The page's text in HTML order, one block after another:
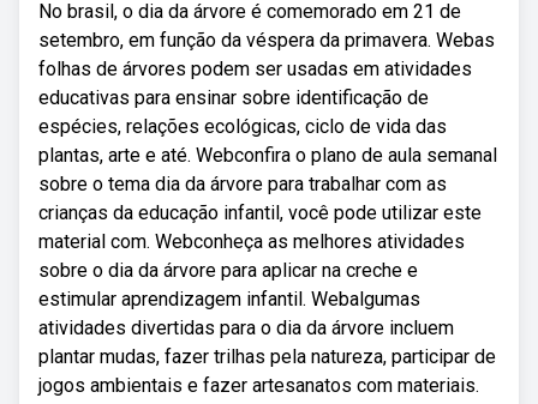
No brasil, o dia da árvore é comemorado em 21 de
setembro, em função da véspera da primavera. Webas
folhas de árvores podem ser usadas em atividades
educativas para ensinar sobre identificação de
espécies, relações ecológicas, ciclo de vida das
plantas, arte e até. Webconfira o plano de aula semanal
sobre o tema dia da árvore para trabalhar com as
crianças da educação infantil, você pode utilizar este
material com. Webconheça as melhores atividades
sobre o dia da árvore para aplicar na creche e
estimular aprendizagem infantil. Webalgumas
atividades divertidas para o dia da árvore incluem
plantar mudas, fazer trilhas pela natureza, participar de
jogos ambientais e fazer artesanatos com materiais.